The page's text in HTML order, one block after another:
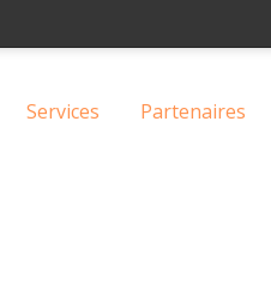
Services Partenaires